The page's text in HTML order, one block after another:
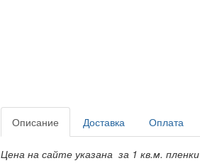
Описание Доставка Оплата
Цена на сайте указана за 1 кв.м. пленки